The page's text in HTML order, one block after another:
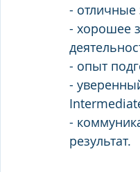
- отличные
- хорошее
- опыт
-
-
результат.